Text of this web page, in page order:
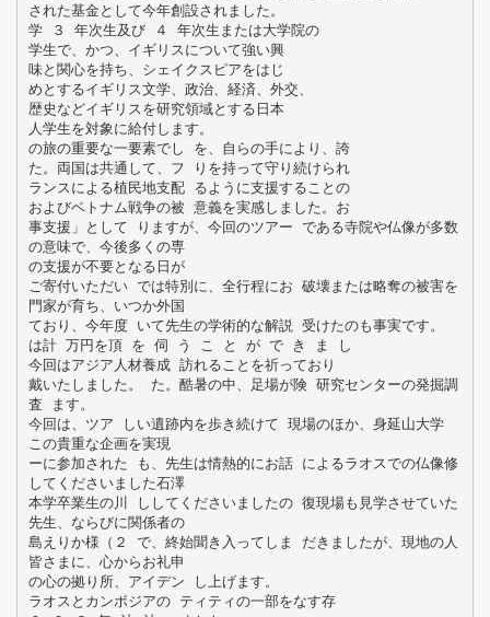
された基金として今年創設されました。
学 ３ 年次生及び ４ 年次生または大学院の
学生で、かつ、イギリスについて強い興
味と関心を持ち、シェイクスピアをはじ
めとするイギリス文学、政治、経済、外交、
歴史などイギリスを研究領域とする日本
人学生を対象に給付します。
の旅の重要な一要素でし を、自らの手により、誇
た。両国は共通して、フ りを持って守り続けられ
ランスによる植民地支配 るように支援することの
およびベトナム戦争の被 意義を実感しました。お
事支援」として りますが、今回のツアー である寺院や仏像が多数
の意味で、今後多くの専
の支援が不要となる日が
ご寄付いただい では特別に、全行程にお 破壊または略奪の被害を
門家が育ち、いつか外国
ており、今年度 いて先生の学術的な解説 受けたのも事実です。
は計 万円を頂 を 伺 う こ と が で き ま し
今回はアジア人材養成 訪れることを祈っており
戴いたしました。 た。酷暑の中、足場が険 研究センターの発掘調
査 ます。
今回は、ツア しい遺跡内を歩き続けて 現場のほか、身延山大学
この貴重な企画を実現
ーに参加された も、先生は情熱的にお話 によるラオスでの仏像修
してくださいました石澤
本学卒業生の川 ししてくださいましたの 復現場も見学させていた
先生、ならびに関係者の
島えりか様（２ で、終始聞き入ってしま だきましたが、現地の人
皆さまに、心からお礼申
の心の拠り所、アイデン し上げます。
ラオスとカンボジアの ティティの一部をなす存